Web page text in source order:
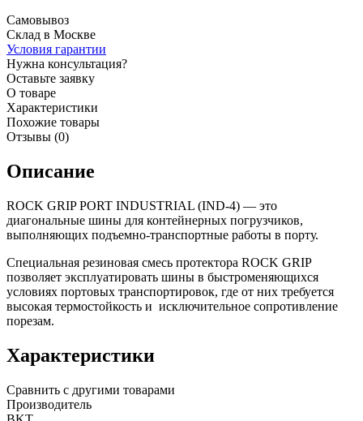
Самовывоз
Склад в Москве
Условия гарантии
Нужна консультация?
Оставьте заявку
О товаре
Характеристики
Похожие товары
Отзывы (0)
Описание
ROCK GRIP PORT INDUSTRIAL (IND-4) — это
диагональные шины для контейнерных погрузчиков,
выполняющих подъемно-транспортные работы в порту.
Специальная резиновая смесь протектора ROCK GRIP
позволяет эксплуатировать шины в быстроменяющихся
условиях портовых транспортировок, где от них требуется
высокая термостойкость и исключительное сопротивление
порезам.
Характеристики
Сравнить с другими товарами
Производитель